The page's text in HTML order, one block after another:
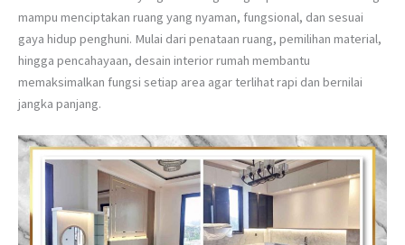
mampu menciptakan ruang yang nyaman, fungsional, dan sesuai
gaya hidup penghuni. Mulai dari penataan ruang, pemilihan material,
hingga pencahayaan, desain interior rumah membantu
memaksimalkan fungsi setiap area agar terlihat rapi dan bernilai
jangka panjang.